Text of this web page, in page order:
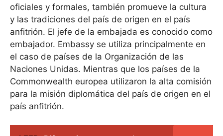
oficiales y formales, también promueve la cultura
y las tradiciones del país de origen en el país
anfitrión. El jefe de la embajada es conocido como
embajador. Embassy se utiliza principalmente en
el caso de países de la Organización de las
Naciones Unidas. Mientras que los países de la
Commonwealth europea utilizaron la alta comisión
para la misión diplomática del país de origen en el
país anfitrión.